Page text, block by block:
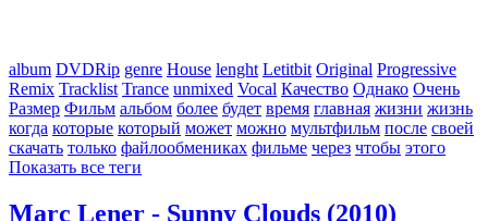
album DVDRip genre House lenght Letitbit Original Progressive
Remix Tracklist Trance unmixed Vocal Качество Однако Очень
Размер Фильм альбом более будет время главная жизни жизнь
когда которые который может можно мультфильм после своей
скачать только файлообмениках фильме через чтобы этого
Показать все теги
Marc Lener - Sunny Clouds (2010)